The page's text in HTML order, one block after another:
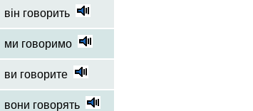
він говорить
ми говоримо
ви говорите
вони говорять